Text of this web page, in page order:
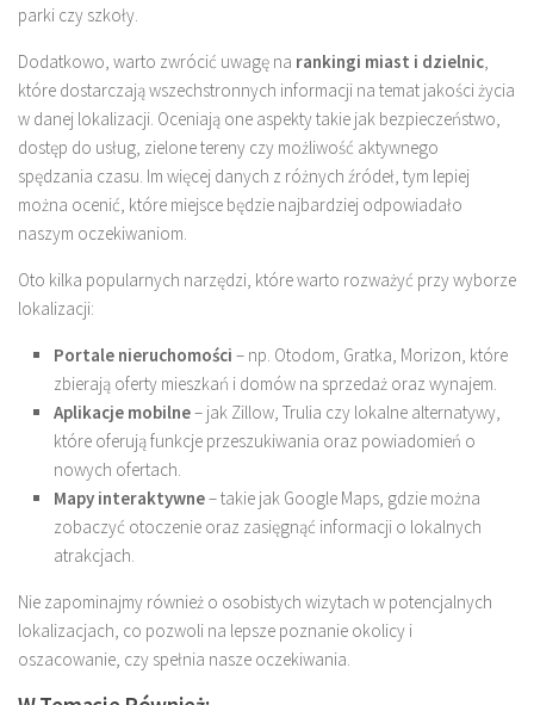
parki czy szkoły.
Dodatkowo, warto zwrócić uwagę na rankingi miast i dzielnic,
które dostarczają wszechstronnych informacji na temat jakości życia
w danej lokalizacji. Oceniają one aspekty takie jak bezpieczeństwo,
dostęp do usług, zielone tereny czy możliwość aktywnego
spędzania czasu. Im więcej danych z różnych źródeł, tym lepiej
można ocenić, które miejsce będzie najbardziej odpowiadało
naszym oczekiwaniom.
Oto kilka popularnych narzędzi, które warto rozważyć przy wyborze
lokalizacji:
Portale nieruchomości – np. Otodom, Gratka, Morizon, które
zbierają oferty mieszkań i domów na sprzedaż oraz wynajem.
Aplikacje mobilne– jak Zillow, Trulia czy lokalne alternatywy,
które oferują funkcje przeszukiwania oraz powiadomień o
nowych ofertach.
Mapy interaktywne– takie jak Google Maps, gdzie można
zobaczyć otoczenie oraz zasięgnąć informacji o lokalnych
atrakcjach.
Nie zapominajmy również o osobistych wizytach w potencjalnych
lokalizacjach, co pozwoli na lepsze poznanie okolicy i
oszacowanie, czy spełnia nasze oczekiwania.